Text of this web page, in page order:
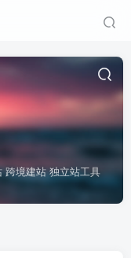
跨境建站 独立站工具